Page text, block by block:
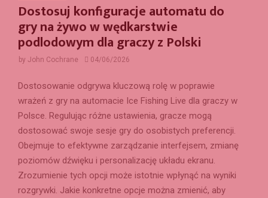
Dostosuj konfiguracje automatu do
gry na żywo w wędkarstwie
podlodowym dla graczy z Polski
by John Cochrane 04/06/2026
Dostosowanie odgrywa kluczową rolę w poprawie
wrażeń z gry na automacie Ice Fishing Live dla graczy w
Polsce. Regulując różne ustawienia, gracze mogą
dostosować swoje sesje gry do osobistych preferencji.
Obejmuje to efektywne zarządzanie interfejsem, zmianę
poziomów dźwięku i personalizację układu ekranu.
Zrozumienie tych opcji może istotnie wpłynąć na wyniki
rozgrywki. Jakie konkretne opcje można zmienić, aby